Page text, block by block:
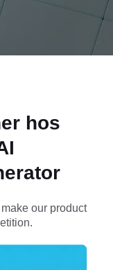
hos
our product